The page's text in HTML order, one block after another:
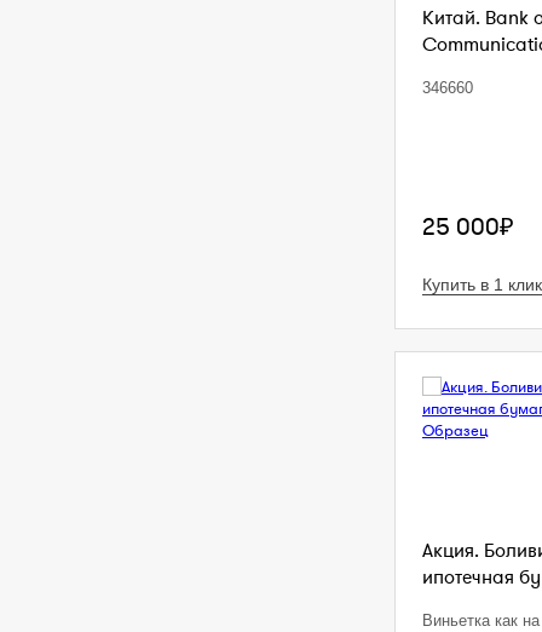
Китай. Bank
346660
25 000₽
Купить в 1 клик
Акция.
ипотечная
Виньетка как